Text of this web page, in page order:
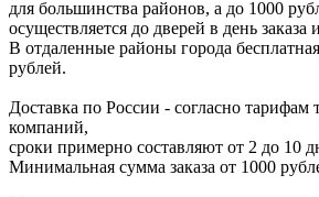
для большинства районов, а до 1000
осуществляется до дверей в день
В отдаленные районы города
рублей.
Доставка по России - согласно тарифам
компаний,
сроки примерно составляют от 2 до 10
Минимальная сумма заказа от 1000